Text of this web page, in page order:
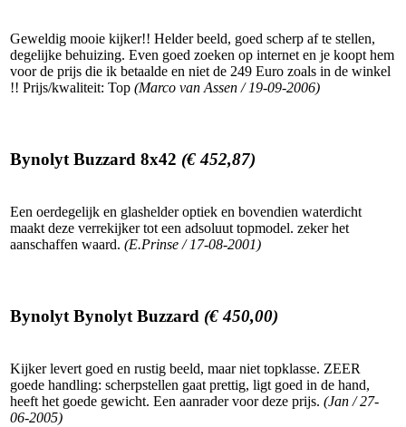
Geweldig mooie kijker!! Helder beeld, goed scherp af te stellen,
degelijke behuizing. Even goed zoeken op internet en je koopt hem
voor de prijs die ik betaalde en niet de 249 Euro zoals in de winkel
!! Prijs/kwaliteit: Top (Marco van Assen / 19-09-2006)
Bynolyt Buzzard 8x42 (€ 452,87)
Een oerdegelijk en glashelder optiek en bovendien waterdicht
maakt deze verrekijker tot een adsoluut topmodel. zeker het
aanschaffen waard. (E.Prinse / 17-08-2001)
Bynolyt Bynolyt Buzzard (€ 450,00)
Kijker levert goed en rustig beeld, maar niet topklasse. ZEER
goede handling: scherpstellen gaat prettig, ligt goed in de hand,
heeft het goede gewicht. Een aanrader voor deze prijs. (Jan / 27-
06-2005)